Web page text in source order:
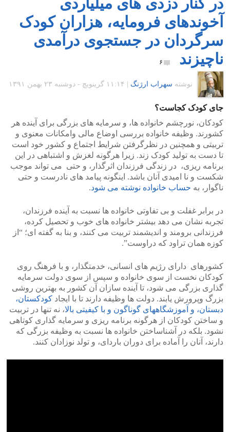
آخوندهای فرومایه، هزاران کودک
سرگردان در جستجوی درآمدی
ناچیزند
۶
نوشته سهراب ارژنگ ۱۱:۱۴ گرينويچ - دوشنبه ۲۳ بهمن ۱۳۹۱
جای کودک کجاست؟
کودکان، نورچشم خانواده ها، و سرمایه های بزرگی برای آینده هر
کشورند. وظیفه خانواده بررسی اوضاع مالی وامکانات معنوی و
تربیتی و همچنین در نظرگرفتن شرایط اجتماع و کشور خود است
تا دست به تولید کودک زند. زیرا هرگونه لغزش و اشتباهی در این
برنامه ریزی، در زندگی فرزندان اثرگذار، و حتی می تواند موجب
شکست و نا امیدی آنان باشد. اینگونه پیامد های نادرست و حتی
ناگوار، به حساب خانواده نوشته می شود.
در برابر غفلت و بی تفاوتی خانواده ها نسبت به آینده فرزندان،
تجربه نشان می دهد بیشتر خانواده های خوب و تحصیل کرده،
فرزندانی برومند و اندیشمند تربیت می کنند، و بنا به گفته ای؛ “از
کوزه همان تراود که دراوست”.
کشورهای دارای رژیم های انسانی، خدمتگذار، و با فرهنگ روی
کودکان نخست از سوی خانواده و سپس از سوی دولت سرمایه
گذاری بزرگی می شود، تا آینده سازان آن کشور به بهترین روشی
بزرگ وپرورش یابند. دولت ها وظیفه دارند تا با ایجاد کودکستان،
دبستان، و آموزشگاههای گوناگون و با کیفیتی بالا، نه تنها در تربیت
و ساختن کودکان از هرگونه برنامه ریزی و سرمایه گذاری کوتاهی
نشود. بلکه در آشناساختن خانواده ها نسبت به وظیفه بزرگی که
دارند، آنان را آماده برای دوران باردای، و تولد نوزادان کنند.